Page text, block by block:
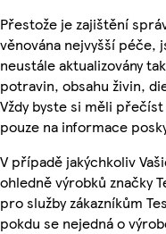
Přestože je zajištění
věnována nejvyšší
neustále aktualizovány
potravin, obsahu živin,
Vždy byste si měli
pouze na informace
V případě jakýchkoliv
ohledně výrobků značky
pro služby zákazníkům
pokdu se nejedná o